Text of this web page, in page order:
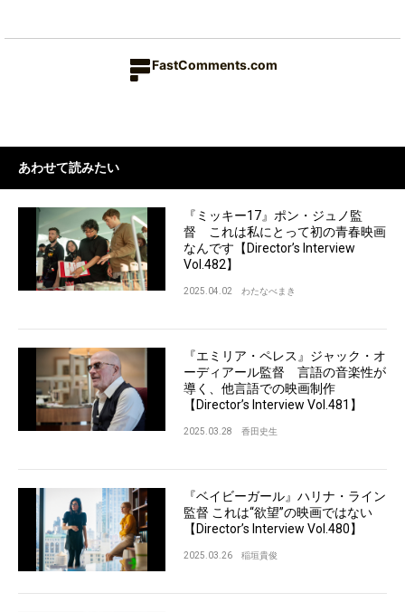
FastComments.com
あわせて読みたい
『ミッキー17』ポン・ジュノ監
督 これは私にとって初の青春映画
なんです【Director’s Interview
Vol.482】
2025.04.02 わたなべまき
『エミリア・ペレス』ジャック・オ
ーディアール監督 言語の音楽性が
導く、他言語での映画制作
【Director’s Interview Vol.481】
2025.03.28 香田史生
『ベイビーガール』ハリナ・ライン
監督 これは“欲望”の映画ではない
【Director’s Interview Vol.480】
2025.03.26 稲垣貴俊